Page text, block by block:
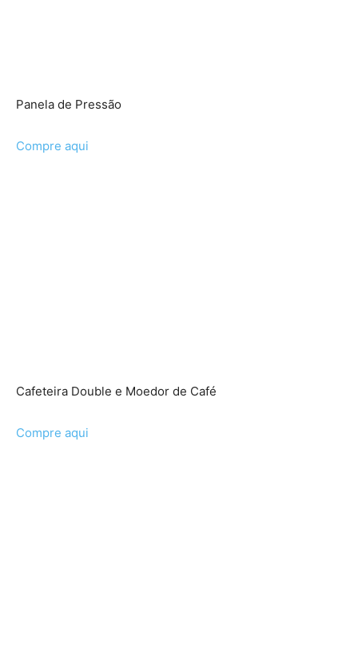
Panela de Pressão
Compre aqui
Cafeteira Double e Moedor de Café
Compre aqui